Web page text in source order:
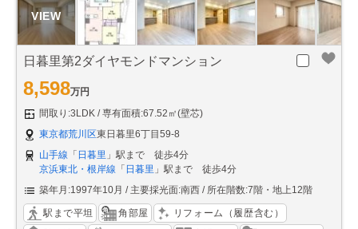
日暮里第2ダイヤモンドマンション
8,598万円
間取り:3LDK
専有面積:67.52㎡(壁芯)
東京都荒川区東日暮里6丁目59-8
山手線 「 日暮里 」駅まで 徒歩4分
京浜東北・根岸線 「 日暮里 」駅まで 徒歩4分
築年月:1997年10月
主要採光面:南西 所在階数:7階・地上12階
駅まで平坦 角部屋
リフォーム（履歴含む）